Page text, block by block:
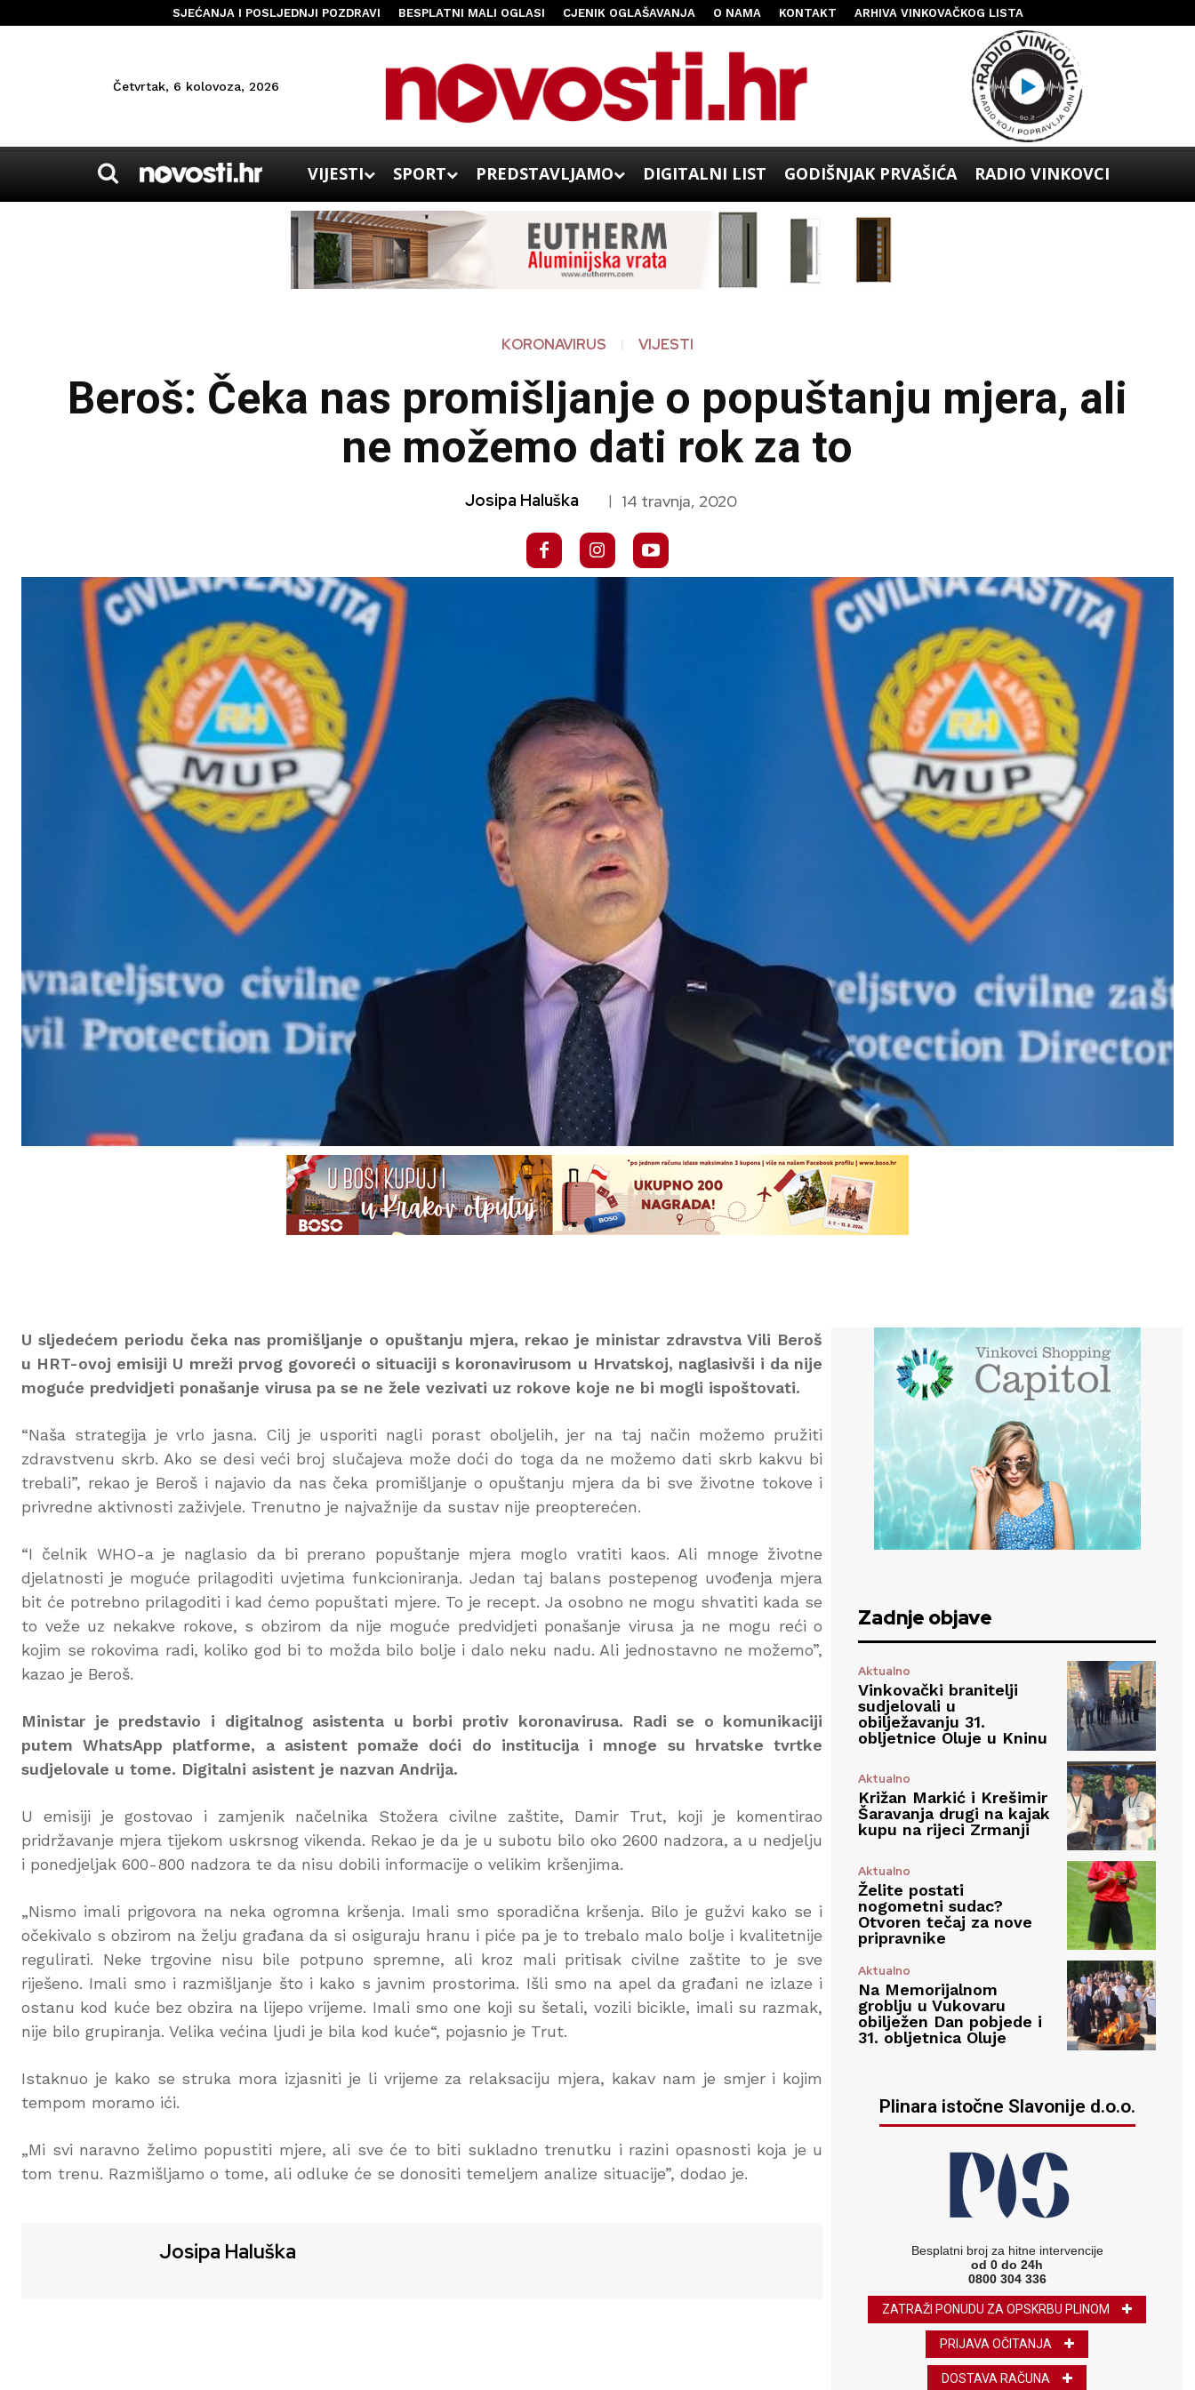
SJEĆANJA I POSLJEDNJI POZDRAVI BESPLATNI MALI OGLASI CJENIK OGLAŠAVANJA O NAMA KONTAKT ARHIVA VINKOVAČKOG LISTA
Četvrtak, 6 kolovoza, 2026
VIJESTI SPORT PREDSTAVLJAMO DIGITALNI LIST GODIŠNJAK PRVAŠIĆA RADIO VINKOVCI
KORONAVIRUS VIJESTI
Beroš: Čeka nas promišljanje o popuštanju mjera, ali
ne možemo dati rok za to
Josipa Haluška | 14 travnja, 2020
U sljedećem periodu čeka nas promišljanje o opuštanju mjera, rekao je ministar zdravstva Vili Beroš
u HRT-ovoj emisiji U mreži prvog govoreći o situaciji s koronavirusom u Hrvatskoj, naglasivši i da nije
moguće predvidjeti ponašanje virusa pa se ne žele vezivati uz rokove koje ne bi mogli ispoštovati.
“Naša strategija je vrlo jasna. Cilj je usporiti nagli porast oboljelih, jer na taj način možemo pružiti
zdravstvenu skrb. Ako se desi veći broj slučajeva može doći do toga da ne možemo dati skrb kakvu bi
trebali”, rekao je Beroš i najavio da nas čeka promišljanje o opuštanju mjera da bi sve životne tokove i
privredne aktivnosti zaživjele. Trenutno je najvažnije da sustav nije preopterećen.
“I čelnik WHO-a je naglasio da bi prerano popuštanje mjera moglo vratiti kaos. Ali mnoge životne
djelatnosti je moguće prilagoditi uvjetima funkcioniranja. Jedan taj balans postepenog uvođenja mjera
bit će potrebno prilagoditi i kad ćemo popuštati mjere. To je recept. Ja osobno ne mogu shvatiti kada se
to veže uz nekakve rokove, s obzirom da nije moguće predvidjeti ponašanje virusa ja ne mogu reći o
kojim se rokovima radi, koliko god bi to možda bilo bolje i dalo neku nadu. Ali jednostavno ne možemo”,
kazao je Beroš.
Ministar je predstavio i digitalnog asistenta u borbi protiv koronavirusa. Radi se o komunikaciji
putem WhatsApp platforme, a asistent pomaže doći do institucija i mnoge su hrvatske tvrtke
sudjelovale u tome. Digitalni asistent je nazvan Andrija.
U emisiji je gostovao i zamjenik načelnika Stožera civilne zaštite, Damir Trut, koji je komentirao
pridržavanje mjera tijekom uskrsnog vikenda. Rekao je da je u subotu bilo oko 2600 nadzora, a u nedjelju
i ponedjeljak 600-800 nadzora te da nisu dobili informacije o velikim kršenjima.
„Nismo imali prigovora na neka ogromna kršenja. Imali smo sporadična kršenja. Bilo je gužvi kako se i
očekivalo s obzirom na želju građana da si osiguraju hranu i piće pa je to trebalo malo bolje i kvalitetnije
regulirati. Neke trgovine nisu bile potpuno spremne, ali kroz mali pritisak civilne zaštite to je sve
riješeno. Imali smo i razmišljanje što i kako s javnim prostorima. Išli smo na apel da građani ne izlaze i
ostanu kod kuće bez obzira na lijepo vrijeme. Imali smo one koji su šetali, vozili bicikle, imali su razmak,
nije bilo grupiranja. Velika većina ljudi je bila kod kuće“, pojasnio je Trut.
Istaknuo je kako se struka mora izjasniti je li vrijeme za relaksaciju mjera, kakav nam je smjer i kojim
tempom moramo ići.
„Mi svi naravno želimo popustiti mjere, ali sve će to biti sukladno trenutku i razini opasnosti koja je u
tom trenu. Razmišljamo o tome, ali odluke će se donositi temeljem analize situacije”, dodao je.
Josipa Haluška
Zadnje objave
Aktualno
Vinkovački branitelji
sudjelovali u
obilježavanju 31.
obljetnice Oluje u Kninu
Aktualno
Križan Markić i Krešimir
Šaravanja drugi na kajak
kupu na rijeci Zrmanji
Aktualno
Želite postati
nogometni sudac?
Otvoren tečaj za nove
pripravnike
Aktualno
Na Memorijalnom
groblju u Vukovaru
obilježen Dan pobjede i
31. obljetnica Oluje
Plinara istočne Slavonije d.o.o.
Besplatni broj za hitne intervencije
od 0 do 24h
0800 304 336
ZATRAŽI PONUDU ZA OPSKRBU PLINOM
PRIJAVA OČITANJA
DOSTAVA RAČUNA